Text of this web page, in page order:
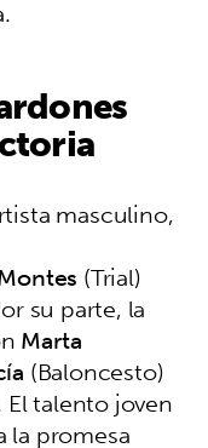
masculino,
(Trial)
su parte, la
Marta
(Baloncesto)
talento joven
la promesa